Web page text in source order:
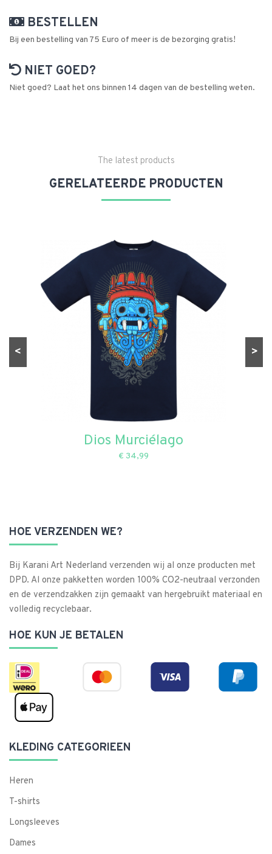
BESTELLEN
Bij een bestelling van 75 Euro of meer is de bezorging gratis!
NIET GOED?
Niet goed? Laat het ons binnen 14 dagen van de bestelling weten.
The latest products
GERELATEERDE PRODUCTEN
>
<
Dios Murciélago
€ 34,99
HOE VERZENDEN WE?
Bij Karani Art Nederland verzenden wij al onze producten met
DPD. Al onze pakketten worden 100% CO2-neutraal verzonden
en de verzendzakken zijn gemaakt van hergebruikt materiaal en
volledig recyclebaar.
HOE KUN JE BETALEN
KLEDING CATEGORIEEN
Heren
T-shirts
Longsleeves
Dames